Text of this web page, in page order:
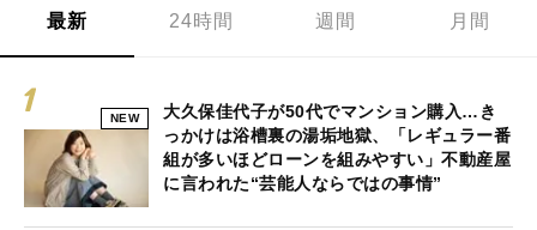
最新 24時間 週間 月間
NEW
大久保佳代子が50代でマンション購入…き
っかけは浴槽裏の湯垢地獄、「レギュラー番
組が多いほどローンを組みやすい」不動産屋
に言われた“芸能人ならではの事情”